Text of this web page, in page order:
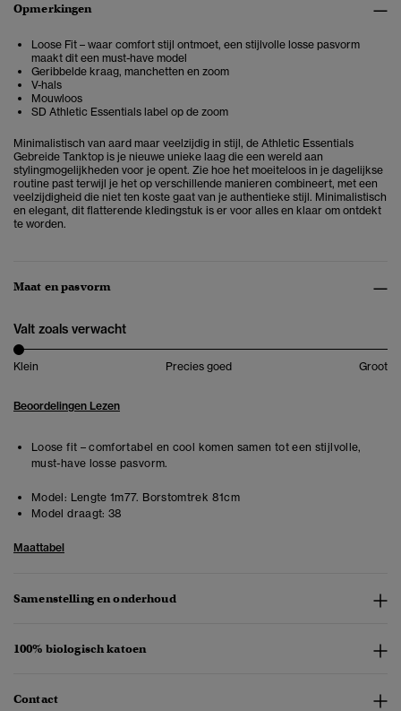
Opmerkingen
Loose Fit – waar comfort stijl ontmoet, een stijlvolle losse pasvorm
maakt dit een must-have model
Geribbelde kraag, manchetten en zoom
V-hals
Mouwloos
SD Athletic Essentials label op de zoom
Minimalistisch van aard maar veelzijdig in stijl, de Athletic Essentials
Gebreide Tanktop is je nieuwe unieke laag die een wereld aan
stylingmogelijkheden voor je opent. Zie hoe het moeiteloos in je dagelijkse
routine past terwijl je het op verschillende manieren combineert, met een
veelzijdigheid die niet ten koste gaat van je authentieke stijl. Minimalistisch
en elegant, dit flatterende kledingstuk is er voor alles en klaar om ontdekt
te worden.
Maat en pasvorm
Valt zoals verwacht
Klein Precies goed Groot
Beoordelingen Lezen
Loose fit – comfortabel en cool komen samen tot een stijlvolle,
must-have losse pasvorm.
Model: Lengte 1m77. Borstomtrek 81cm
Model draagt: 38
Maattabel
Samenstelling en onderhoud
100% biologisch katoen
Contact